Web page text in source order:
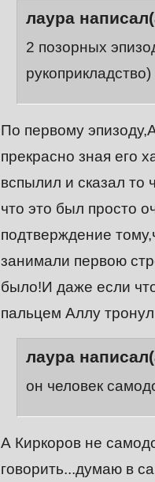
лаура
2 позорных
рукоприкладство)
По первому
прекрасно зная его
вспылил и сказал то
что это был просто
подтверждение
занимали первою
было!И даже если
пальцем Аллу
лаура
он человек
А Киркоров не
говорить...думаю в